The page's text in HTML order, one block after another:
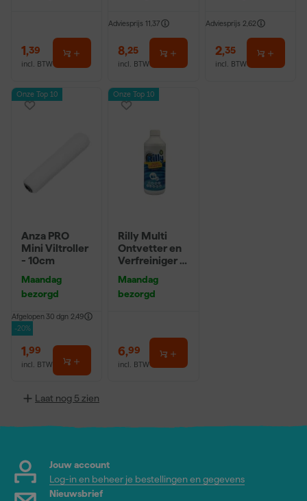
1,39
incl. BTW
Adviesprijs 11,37
8,25
incl. BTW
Adviesprijs 2,62
2,35
incl. BTW
Onze Top 10
Anza PRO
Mini Viltroller
- 10cm
Maandag
bezorgd
Afgelopen 30 dgn 2,49
-20%
1,99
incl. BTW
Onze Top 10
Rilly Multi
Ontvetter en
Verfreiniger –
Maandag
bezorgd
6,99
incl. BTW
Laat nog 5 zien
Jouw account
Log-in en beheer je bestellingen en gegevens
Nieuwsbrief